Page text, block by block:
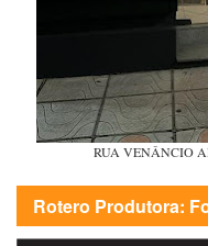
RUA VENÂNCIO
Rotero Produtora: